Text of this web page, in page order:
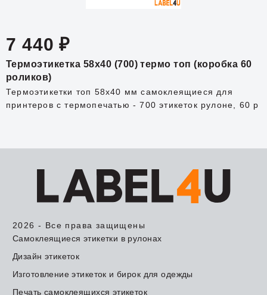
7 440 ₽
Термоэтикетка 58x40 (700) термо топ (коробка 60
роликов)
Термоэтикетки топ 58х40 мм самоклеящиеся для
принтеров с термопечатью - 700 этикеток рулоне, 60 р
2026 - Все права защищены
Самоклеящиеся этикетки в рулонах
Дизайн этикеток
Изготовление этикеток и бирок для одежды
Печать самоклеящихся этикеток